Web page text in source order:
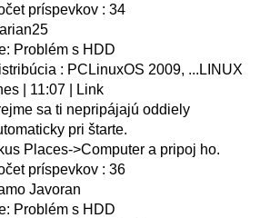
príspevkov : 34
Problém s HDD
: PCLinuxOS 2009, ...LINUX
| 11:07 | Link
sa ti nepripájajú oddiely
pri štarte.
Places->Computer a pripoj ho.
príspevkov : 36
Javoran
Problém s HDD